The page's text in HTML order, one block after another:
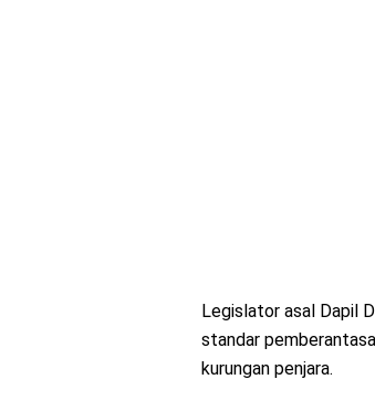
Legislator asal Dapil
standar
kurungan penjara.